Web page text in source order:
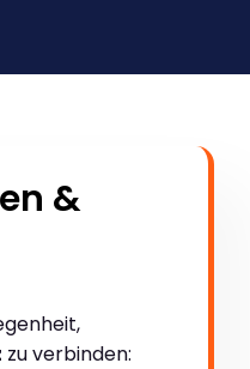
&
zu verbinden: